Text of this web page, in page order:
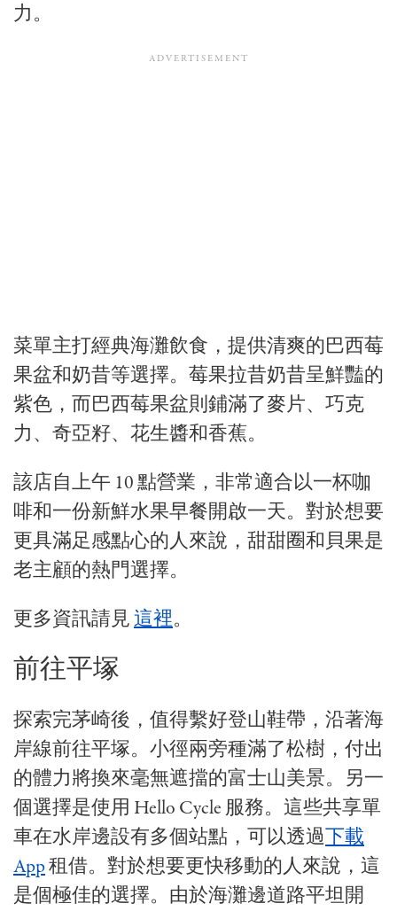
力。
菜單主打經典海灘飲食，提供清爽的巴西莓
果盆和奶昔等選擇。莓果拉昔奶昔呈鮮豔的
紫色，而巴西莓果盆則鋪滿了麥片、巧克
力、奇亞籽、花生醬和香蕉。
該店自上午 10 點營業，非常適合以一杯咖
啡和一份新鮮水果早餐開啟一天。對於想要
更具滿足感點心的人來說，甜甜圈和貝果是
老主顧的熱門選擇。
更多資訊請見這裡。
前往平塚
探索完茅崎後，值得繫好登山鞋帶，沿著海
岸線前往平塚。小徑兩旁種滿了松樹，付出
的體力將換來毫無遮擋的富士山美景。另一
個選擇是使用 Hello Cycle 服務。這些共享單
車在水岸邊設有多個站點，可以透過下載
App租借。對於想要更快移動的人來說，這
是個極佳的選擇。由於海灘邊道路平坦開